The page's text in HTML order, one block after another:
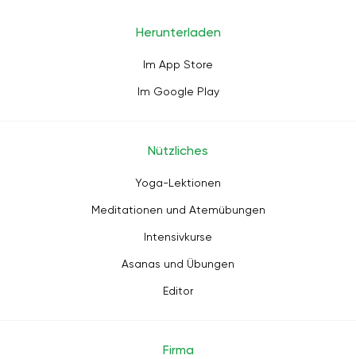
Herunterladen
Im App Store
Im Google Play
Nützliches
Yoga-Lektionen
Meditationen und Atemübungen
Intensivkurse
Asanas und Übungen
Editor
Firma